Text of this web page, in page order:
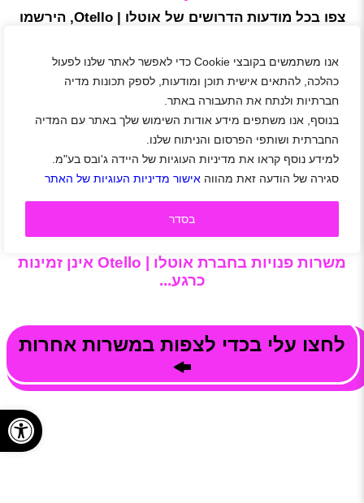
אנו משתמשים בקובצי Cookie כדי לאפשר לאתר שלנו לפעול
כהלכה, להתאים אישית תוכן ומודעות, לספק תכונות מדיה
חברתיות ולנתח את התעבורה באתר.
בנוסף, אנו משתפים מידע אודות השימוש שלך באתר עם המדיה
החברתית ושותפי הפרסום והניתוח שלנו.
למידע נוסף קראו את מדיניות העוגיות של היידה ג'ובס בע"מ.
סגירה של הודעה זאת מהווה אישור מדיניות העוגיות של האתר
בסדר
צפו בכל מודעות הדרושים של אוטלו | Otello, הירשמו
איטליה וצרפת, הפכה בתוך זמן קצר למותג גלידה נחשב ואיכותי.
היא מציגה טעמים מדויקים בייצור גלידה בשיטה מסורתית – כפי
שהיה נהוג בשנות ה- 20 באיטליה.
לפני העמסת כדורי הגלידה בגביע, נמזג לתוכו שוקולד חם מברזי
השוקולד המצויים במקום ורק לאחר מכן מניחים את הגלידה בצורה
סיבובית, מה שיוצר מראה מושלם עם טעם וסיומת נהדרת של
שוקולד.
מעוניינים להיות חלק ממשפחת אוטלו? צפו במשרות,
למצוא עבודה!!!
משרות פנויות בחברת אוטלו | Otello אינן זמינות
כרגע...
לחצו עלי בכדי לצפות במשרות אחרות